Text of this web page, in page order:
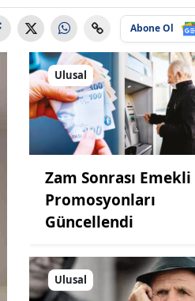
Abone Ol
Ulusal
Zam Sonrası Emekli
Promosyonları
Güncellendi
Ulusal